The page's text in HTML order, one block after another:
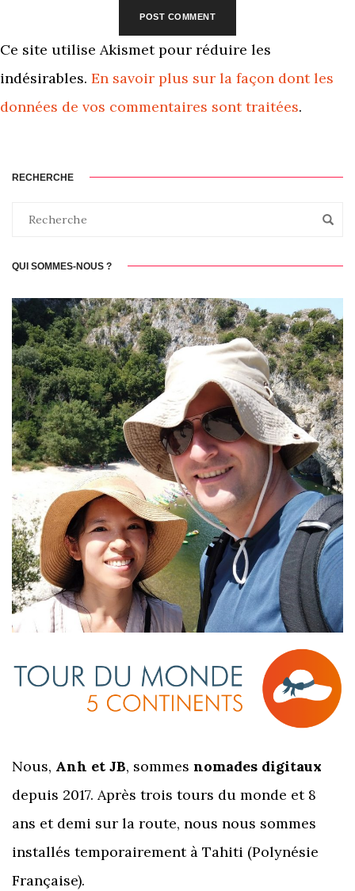
Ce site utilise Akismet pour réduire les
indésirables. En savoir plus sur la façon dont les
données de vos commentaires sont traitées.
RECHERCHE
QUI SOMMES-NOUS ?
Nous, Anh et JB, sommes nomades digitaux
depuis 2017. Après trois tours du monde et 8
ans et demi sur la route, nous nous sommes
installés temporairement à Tahiti (Polynésie
Française).